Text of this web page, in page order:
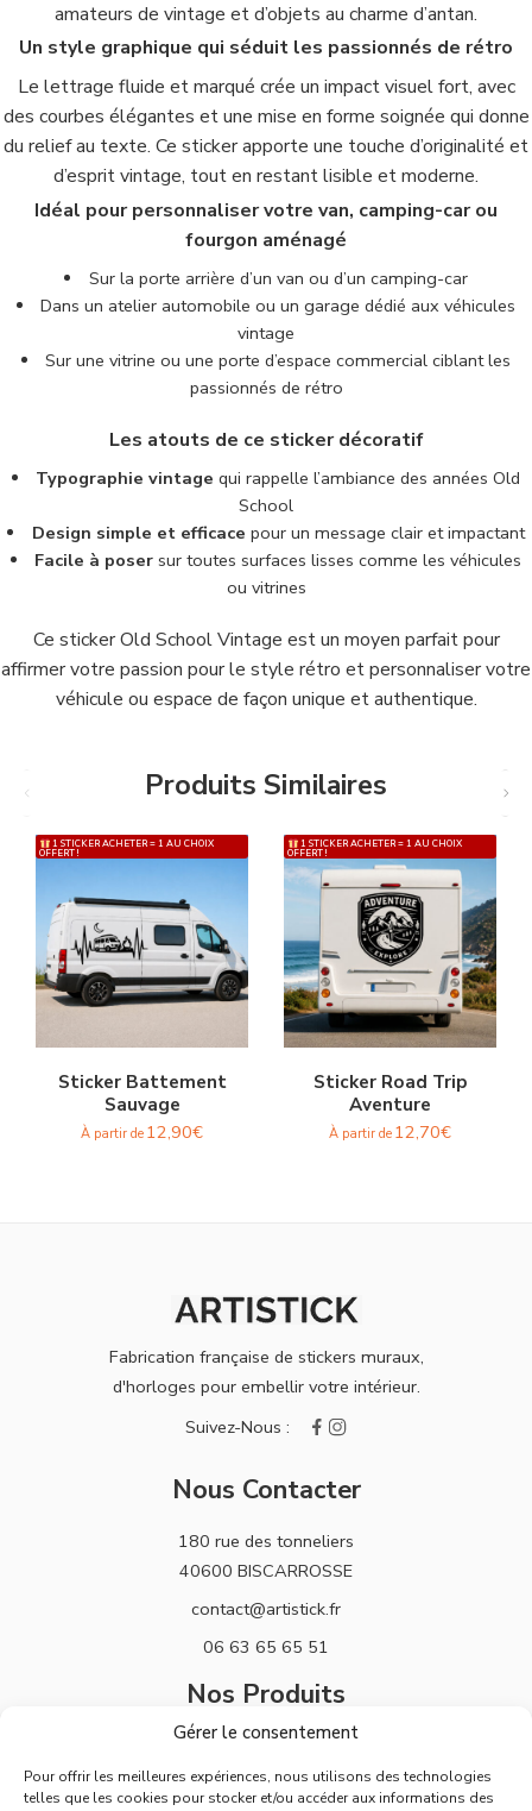
Gérer le consentement
Pour offrir les meilleures expériences, nous utilisons des technologies
telles que les cookies pour stocker et/ou accéder aux informations des
amateurs de vintage et d’objets au charme d’antan.
Un style graphique qui séduit les passionnés de rétro
Le lettrage fluide et marqué crée un impact visuel fort, avec
des courbes élégantes et une mise en forme soignée qui donne
du relief au texte. Ce sticker apporte une touche d’originalité et
d’esprit vintage, tout en restant lisible et moderne.
Idéal pour personnaliser votre van, camping-car ou
fourgon aménagé
Sur la porte arrière d’un van ou d’un camping-car
Dans un atelier automobile ou un garage dédié aux véhicules
vintage
Sur une vitrine ou une porte d’espace commercial ciblant les
passionnés de rétro
Les atouts de ce sticker décoratif
Typographie vintage qui rappelle l’ambiance des années Old
School
Design simple et efficace pour un message clair et impactant
Facile à poser sur toutes surfaces lisses comme les véhicules
ou vitrines
Ce sticker Old School Vintage est un moyen parfait pour
affirmer votre passion pour le style rétro et personnaliser votre
véhicule ou espace de façon unique et authentique.
Produits Similaires
1 STICKER ACHETER = 1 AU CHOIX
OFFERT !
Sticker Battement
Sauvage
À partir de 12,90€
1 STICKER ACHETER = 1 AU CHOIX
OFFERT !
Sticker Road Trip
Aventure
À partir de 12,70€
Fabrication française de stickers muraux,
d'horloges pour embellir votre intérieur.
Nous Contacter
180 rue des tonneliers
40600 BISCARROSSE
contact@artistick.fr
06 63 65 65 51
Nos Produits
Stickers
Horloges